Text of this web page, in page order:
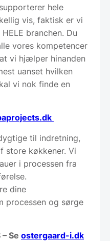
hele
vis, faktisk er vi
branchen. Du
vores kompetencer
vi hjælper hinanden
uanset hvilken
vi nok finde en
til indretning,
store køkkener. Vi
i processen fra
dine
processen og sørge
Se ostergaard-i.dk